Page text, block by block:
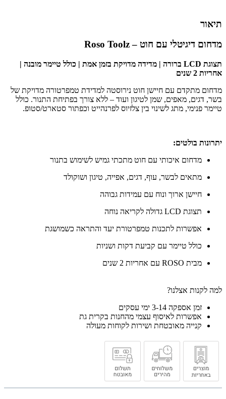
תיאור
מדחום דיגיטלי עם חוט – Roso Toolz
תצוגת LCD ברורה | מדידה מדויקת בזמן אמת | כולל טיימר מובנה |
אחריות 2 שנים
מדחום מתקדם עם חיישן חוט נירוסטה למדידת טמפרטורה מדויקת של
בשר, דגים, מאפים, שמן לטיגון ועוד – ללא צורך בפתיחת התנור. כולל
טיימר פנימי, מתג לשינוי בין צלזיוס לפרנהייט וכפתור סטארט/סטופ.
יתרונות בולטים:
מדחום איכותי עם חוט מתכתי גמיש לשימוש בתנור
מתאים לבשר, עוף, דגים, אפייה, טיגון ושוקולד
חיישן ארוך ונוח עם עמידות גבוהה
תצוגת LCD גדולה לקריאה נוחה
אפשרות לתכנות טמפרטורת יעד והתראה כשמושגת
כולל טיימר עם קביעת דקות ושניות
מבית ROSO עם אחריות 2 שנים
למה לקנות אצלנו?
זמן אספקה 3-14 ימי עסקים
אפשרות לאיסוף עצמי מהחנות בקרית גת
קנייה מאובטחת ושירות לקוחות מעולה